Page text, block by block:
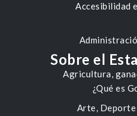
Accesibilidad
Agricultura,
Arte,
Sobre el
¿Qué es